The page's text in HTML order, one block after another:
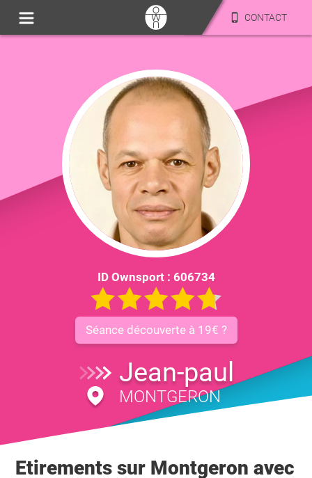
CONTACT
ID Ownsport : 606734
Séance découverte à 19€ ?
Jean-paul
MONTGERON
Etirements sur Montgeron avec